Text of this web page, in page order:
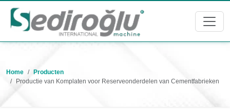
Home
Producten
Productie van Komplaten voor Reserveonderdelen van Cementfabrieken